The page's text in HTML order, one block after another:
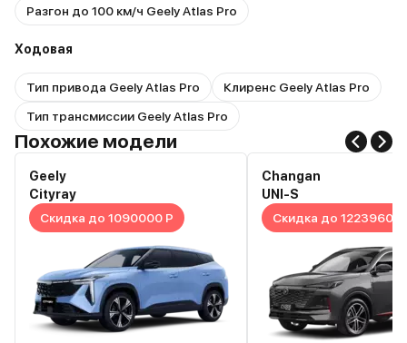
Разгон до 100 км/ч Geely Atlas Pro
Ходовая
Тип привода Geely Atlas Pro
Клиренс Geely Atlas Pro
Тип трансмиссии Geely Atlas Pro
Похожие модели
Geely
Cityray
Скидка до 1090000 Р
Changan
UNI-S
Скидка до 1223960 Р